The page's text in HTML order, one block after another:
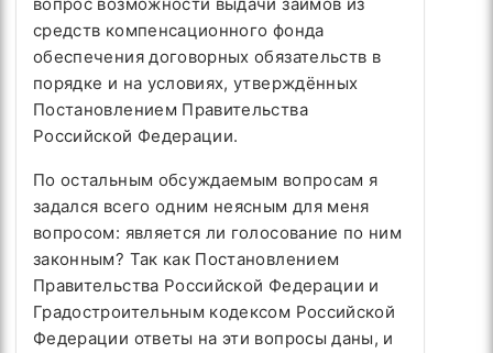
средств компенсационного фонда
обеспечения договорных обязательств в
порядке и на условиях, утверждённых
Постановлением Правительства
Российской Федерации.
По остальным обсуждаемым вопросам я
задался всего одним неясным для меня
вопросом: является ли голосование по ним
законным? Так как Постановлением
Правительства Российской Федерации и
Градостроительным кодексом Российской
Федерации ответы на эти вопросы даны, и